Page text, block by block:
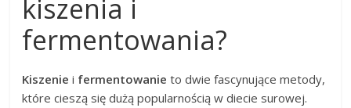
kiszenia i
fermentowania?
Kiszenie i fermentowanie to dwie fascynujące metody,
które cieszą się dużą popularnością w diecie surowej.